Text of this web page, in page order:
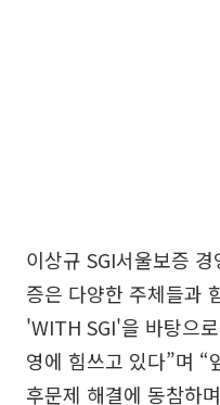
이상규 SGI서울보증
증은 다양한 주체들과
'WITH SGI'을 바탕으
영에 힘쓰고 있다”며 “
후문제 해결에 동참하